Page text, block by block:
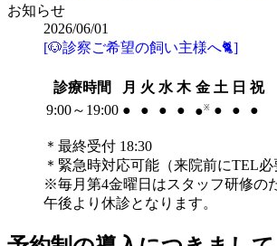
お知らせ
2026/06/01
[🐶診察ご希望の飼い主様へ🐈]
診療時間 月 火 水 木 金 土 日 祝
9:00～19:00 ● ● ● ● ●※ ● ● ●
＊最終受付 18:30
＊緊急時対応可能（来院前にTEL必
※毎月第4金曜日はスタッフ研修の
午後より休診となります。